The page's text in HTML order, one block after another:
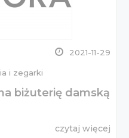
2021-11-29
i zegarki
biżuterię damską
czytaj więcej